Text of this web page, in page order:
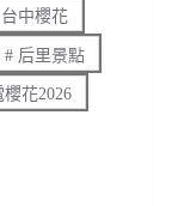
台中櫻花
# 后里景點
花2026